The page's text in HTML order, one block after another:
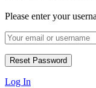
Please enter your
Log In